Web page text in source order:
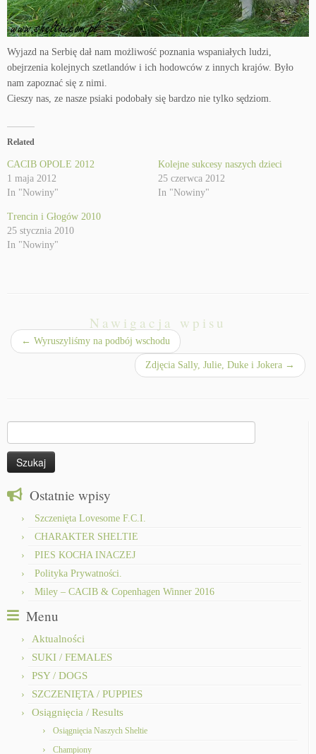
Wyjazd na Serbię dał nam możliwość poznania wspaniałych ludzi,
obejrzenia kolejnych szetlandów i ich hodowców z innych krajów. Było
nam zapoznać się z nimi.
Cieszy nas, ze nasze psiaki podobały się bardzo nie tylko sędziom.
Related
CACIB OPOLE 2012
1 maja 2012
In "Nowiny"
Kolejne sukcesy naszych dzieci
25 czerwca 2012
In "Nowiny"
Trencin i Głogów 2010
25 stycznia 2010
In "Nowiny"
Nawigacja wpisu
← Wyruszyliśmy na podbój wschodu
Zdjęcia Sally, Julie, Duke i Jokera →
Ostatnie wpisy
Szczenięta Lovesome F.C.I.
CHARAKTER SHELTIE
PIES KOCHA INACZEJ
Polityka Prywatności.
Miley – CACIB & Copenhagen Winner 2016
Menu
Aktualności
SUKI / FEMALES
PSY / DOGS
SZCZENIĘTA / PUPPIES
Osiągnięcia / Results
Osiągnięcia Naszych Sheltie
Championy